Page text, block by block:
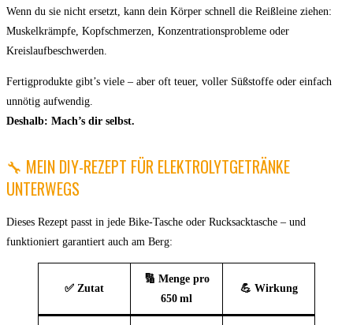
Wenn du sie nicht ersetzt, kann dein Körper schnell die Reißleine ziehen:
Muskelkrämpfe, Kopfschmerzen, Konzentrationsprobleme oder
Kreislaufbeschwerden.
Fertigprodukte gibt’s viele – aber oft teuer, voller Süßstoffe oder einfach
unnötig aufwendig.
Deshalb: Mach’s dir selbst.
🔧 MEIN DIY-REZEPT FÜR ELEKTROLYTGETRÄNKE
UNTERWEGS
Dieses Rezept passt in jede Bike-Tasche oder Rucksacktasche – und
funktioniert garantiert auch am Berg:
✅ Zutat
🔢 Menge pro
650 ml
💪 Wirkung